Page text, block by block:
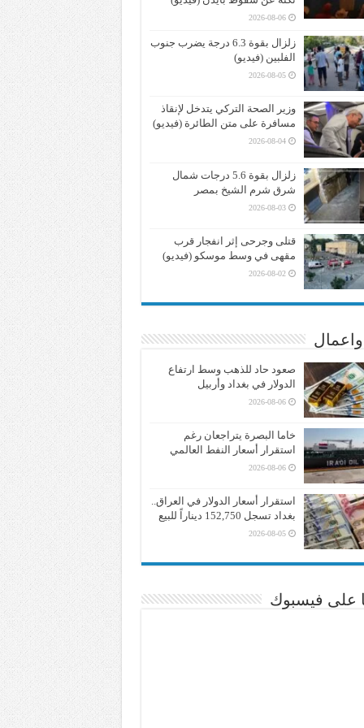
2026-08-06
زلزال بقوة 6.3 درجة يضرب جنوب
الفلبين (فيديو)
2026-08-05
وزير الصحة التركي يتدخل لإنقاذ
مسافرة على متن الطائرة (فيديو)
2026-08-04
زلزال بقوة 5.6 درجات شمال
شرق شرم الشيخ بمصر
2026-08-03
قتلى وجرحى إثر انفجار قرب
مقهى في وسط موسكو (فيديو)
2026-08-02
صعود حاد للذهب وسط ارتفاع
الدولار في بغداد وأربيل
2026-08-06
خاما البصرة يتراجعان رغم
استقرار أسعار النفط العالمي
2026-08-06
استقرار أسعار الدولار في العراق..
بغداد تسجل 152,750 ديناراً للبيع
2026-08-05
على فيسبوك